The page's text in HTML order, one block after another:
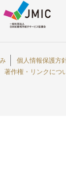
個人情報保護方
著作権・リンクにつ